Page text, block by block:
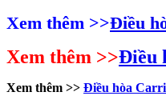
Xem thêm >>Điều
Xem thêm >>Điều
Xem thêm >> Điều hòa